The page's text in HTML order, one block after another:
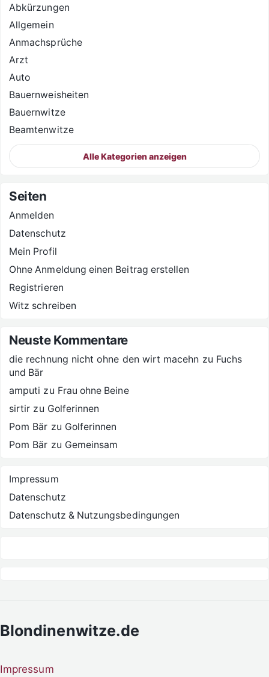
Abkürzungen
Allgemein
Anmachsprüche
Arzt
Auto
Bauernweisheiten
Bauernwitze
Beamtenwitze
Alle Kategorien anzeigen
Seiten
Anmelden
Datenschutz
Mein Profil
Ohne Anmeldung einen Beitrag erstellen
Registrieren
Witz schreiben
Neuste Kommentare
die rechnung nicht ohne den wirt macehn zu Fuchs
und Bär
amputi zu Frau ohne Beine
sirtir zu Golferinnen
Pom Bär zu Golferinnen
Pom Bär zu Gemeinsam
Impressum
Datenschutz
Datenschutz & Nutzungsbedingungen
Blondinenwitze.de
Impressum